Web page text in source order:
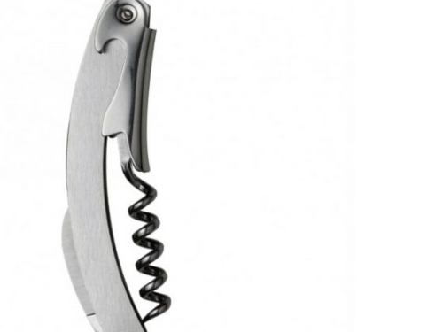
IMPORTADOS
IMPRESSOS COMERCIAIS
KIT CANETA LAPISEIRA
LÁPIS
PASTAS
PEN DRIVE
RISQUE RABISQUE
SQUEEZE